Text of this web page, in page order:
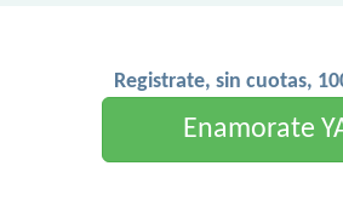
Registrate, sin cuotas,
Enamorate